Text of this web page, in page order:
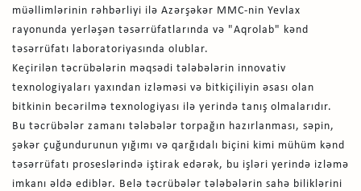
müəllimlərinin rəhbərliyi ilə Azərşəkər MMC-nin Yevlax
rayonunda yerləşən təsərrüfatlarında və "Aqrolab" kənd
təsərrüfatı laboratoriyasında olublar.
Keçirilən təcrübələrin məqsədi tələbələrin innovativ
texnologiyaları yaxından izləməsi və bitkiçiliyin əsası olan
bitkinin becərilmə texnologiyası ilə yerində tanış olmalarıdır.
Bu təcrübələr zamanı tələbələr torpağın hazırlanması, səpin,
şəkər çuğundurunun yığımı və qarğıdalı biçini kimi mühüm kənd
təsərrüfatı proseslərində iştirak edərək, bu işləri yerində izləmə
imkanı əldə ediblər. Belə təcrübələr tələbələrin sahə biliklərini